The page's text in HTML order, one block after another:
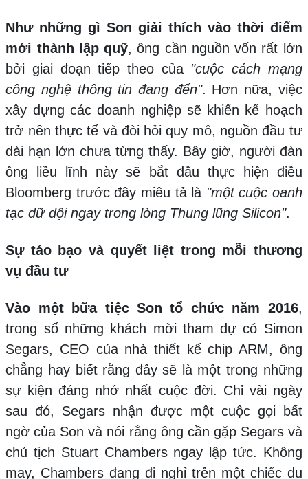
Như những gì Son giải thích vào thời điểm
mới thành lập quỹ, ông cần nguồn vốn rất lớn
bởi giai đoạn tiếp theo của "cuộc cách mạng
công nghệ thông tin đang đến". Hơn nữa, việc
xây dựng các doanh nghiệp sẽ khiến kế hoạch
trở nên thực tế và đòi hỏi quy mô, nguồn đầu tư
dài hạn lớn chưa từng thấy. Bây giờ, người đàn
ông liều lĩnh này sẽ bắt đầu thực hiện điều
Bloomberg trước đây miêu tả là "một cuộc oanh
tạc dữ dội ngay trong lòng Thung lũng Silicon".
Sự táo bạo và quyết liệt trong mỗi thương
vụ đầu tư
Vào một bữa tiệc Son tổ chức năm 2016,
trong số những khách mời tham dự có Simon
Segars, CEO của nhà thiết kế chip ARM, ông
chẳng hay biết rằng đây sẽ là một trong những
sự kiện đáng nhớ nhất cuộc đời. Chỉ vài ngày
sau đó, Segars nhận được một cuộc gọi bất
ngờ của Son và nói rằng ông cần gặp Segars và
chủ tịch Stuart Chambers ngay lập tức. Không
may, Chambers đang đi nghỉ trên một chiếc du